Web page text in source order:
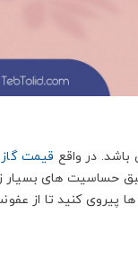
باشد. در واقع قیمت گاز
حساسیت های بسیار
پیروی کنید تا از